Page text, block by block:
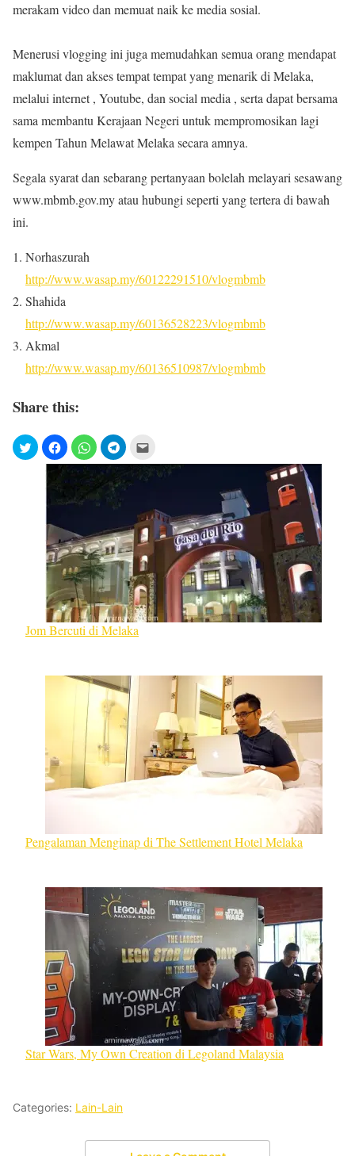
merakam video dan memuat naik ke media sosial.
Menerusi vlogging ini juga memudahkan semua orang mendapat
maklumat dan akses tempat tempat yang menarik di Melaka,
melalui internet , Youtube, dan social media , serta dapat bersama
sama membantu Kerajaan Negeri untuk mempromosikan lagi
kempen Tahun Melawat Melaka secara amnya.
Segala syarat dan sebarang pertanyaan bolelah melayari sesawang
www.mbmb.gov.my atau hubungi seperti yang tertera di bawah
ini.
Norhaszurah
http://www.wasap.my/60122291510/vlogmbmb
Shahida
http://www.wasap.my/60136528223/vlogmbmb
Akmal
http://www.wasap.my/60136510987/vlogmbmb
Share this:
Jom Bercuti di Melaka
Pengalaman Menginap di The Settlement Hotel Melaka
Star Wars, My Own Creation di Legoland Malaysia
Categories: Lain-Lain